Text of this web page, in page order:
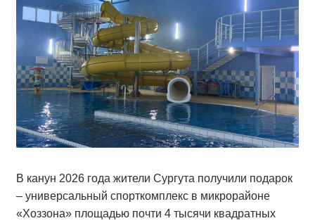
В канун 2026 года жители Сургута получили подарок
– универсальный спорткомплекс в микрорайоне
«Хоззона» площадью почти 4 тысячи квадратных